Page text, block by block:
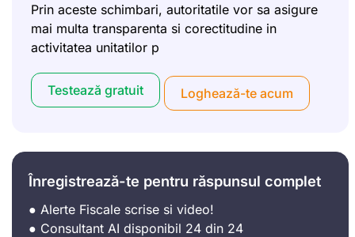
Prin aceste schimbari, autoritatile vor sa asigure
mai multa transparenta si corectitudine in
activitatea unitatilor p
Testează gratuit Loghează-te acum
Înregistrează-te pentru răspunsul complet
● Alerte Fiscale scrise si video!
● Consultant AI disponibil 24 din 24